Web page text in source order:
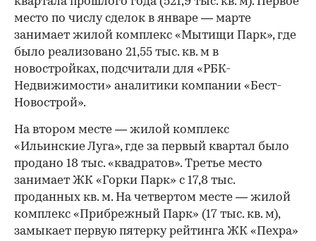
место по числу сделок в январе — марте
занимает жилой комплекс «Мытищи Парк», где
было реализовано 21,55 тыс. кв. м в
новостройках, подсчитали для «РБК-
Недвижимости» аналитики компании «Бест-
Новострой».
На втором месте — жилой комплекс
«Ильинские Луга», где за первый квартал было
продано 18 тыс. «квадратов». Третье место
занимает ЖК «Горки Парк» с 17,8 тыс.
проданных кв. м. На четвертом месте — жилой
комплекс «Прибрежный Парк» (17 тыс. кв. м),
замыкает первую пятерку рейтинга ЖК «Пехра»